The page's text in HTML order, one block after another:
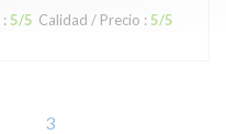
:5/5 Calidad / Precio : 5/5
3